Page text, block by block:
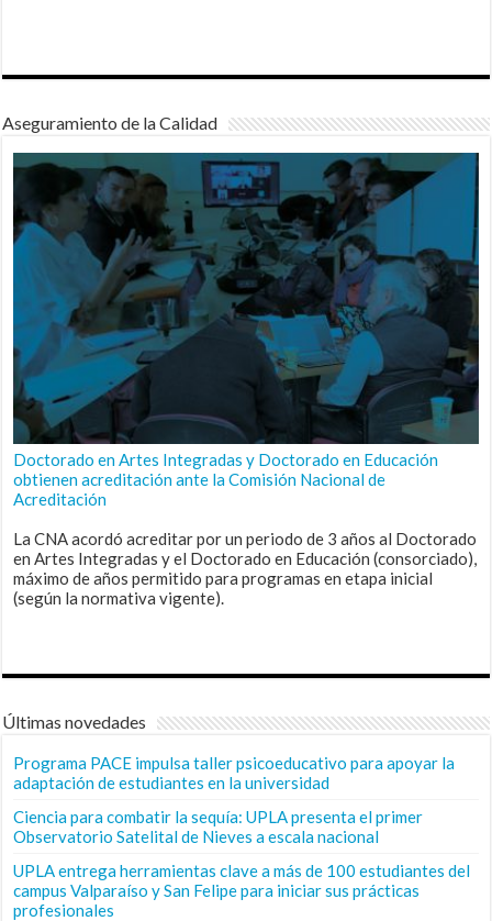
Aseguramiento de la Calidad
Doctorado en Artes Integradas y Doctorado en Educación
obtienen acreditación ante la Comisión Nacional de
Acreditación
La CNA acordó acreditar por un periodo de 3 años al Doctorado
en Artes Integradas y el Doctorado en Educación (consorciado),
máximo de años permitido para programas en etapa inicial
(según la normativa vigente).
Últimas novedades
Programa PACE impulsa taller psicoeducativo para apoyar la
adaptación de estudiantes en la universidad
Ciencia para combatir la sequía: UPLA presenta el primer
Observatorio Satelital de Nieves a escala nacional
UPLA entrega herramientas clave a más de 100 estudiantes del
campus Valparaíso y San Felipe para iniciar sus prácticas
profesionales